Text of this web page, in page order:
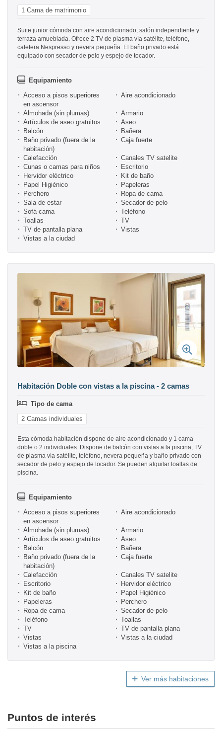
1 Cama de matrimonio
Suite junior cómoda con aire acondicionado, salón independiente y
terraza amueblada. Ofrece 2 TV de plasma vía satélite, teléfono,
cafetera Nespresso y nevera pequeña. El baño privado está
equipado con secador de pelo y espejo de tocador.
Equipamiento
Acceso a pisos superiores
en ascensor
Aire acondicionado
Almohada (sin plumas)
Armario
Artículos de aseo gratuitos
Aseo
Balcón
Bañera
Baño privado (fuera de la
habitación)
Caja fuerte
Calefacción
Canales TV satelite
Cunas o camas para niños
Escritorio
Hervidor eléctrico
Kit de baño
Papel Higiénico
Papeleras
Perchero
Ropa de cama
Sala de estar
Secador de pelo
Sofá-cama
Teléfono
Toallas
TV
TV de pantalla plana
Vistas
Vistas a la ciudad
Habitación Doble con vistas a la piscina - 2 camas
Tipo de cama
2 Camas individuales
Esta cómoda habitación dispone de aire acondicionado y 1 cama
doble o 2 individuales. Dispone de balcón con vistas a la piscina, TV
de plasma vía satélite, teléfono, nevera pequeña y baño privado con
secador de pelo y espejo de tocador. Se pueden alquilar toallas de
piscina.
Equipamiento
Acceso a pisos superiores
en ascensor
Aire acondicionado
Almohada (sin plumas)
Armario
Artículos de aseo gratuitos
Aseo
Balcón
Bañera
Baño privado (fuera de la
habitación)
Caja fuerte
Calefacción
Canales TV satelite
Escritorio
Hervidor eléctrico
Kit de baño
Papel Higiénico
Papeleras
Perchero
Ropa de cama
Secador de pelo
Teléfono
Toallas
TV
TV de pantalla plana
Vistas
Vistas a la ciudad
Vistas a la piscina
Ver más habitaciones
Puntos de interés